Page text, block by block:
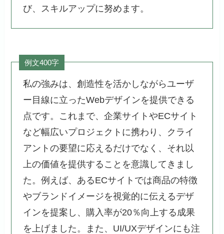
び、スキルアップに努めます。
例文400字
私の強みは、創造性を活かしながらユーザ
ー目線に立ったWebデザインを提供できる
点です。これまで、企業サイトやECサイト
など幅広いプロジェクトに携わり、クライ
アントの要望に応えるだけでなく、それ以
上の価値を提供することを意識してきまし
た。例えば、あるECサイトでは商品の特徴
やブランドイメージを視覚的に伝えるデザ
インを提案し、購入率が20％向上する成果
を上げました。また、UI/UXデザインにも注